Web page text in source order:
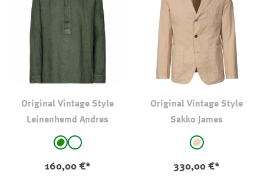
Original Vintage Style
Leinenhemd Andres
auswählen
grünweiß
160,00 €*
Original Vintage Style
Sakko James
auswählen
beige
330,00 €*